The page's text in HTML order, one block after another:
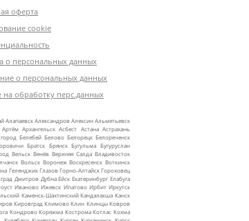
оферта
cookie
о персональных данных
о персональных данных
на обработку перс.данных
АлапаевскАлександровАлексинАльметьевск
Артём Архангельск Асбест Астана Астрахань
Белебей Белово Белорецк Белореченск
Братск Брянск Бугульма Бугуруслан
Вельск Венёв Верхняя Салда Владивосток
Вольск Воронеж Воскресенск Воткинск
Геленджик Глазов Горно‑АлтайскГороховец
Дмитров Дубна Ейск Екатеринбург Елабуга
Иваново Ижевск Ипатово Ирбит Иркутск
Каменск‑Шахтинский Кандалакша Канск
Кировград Климово Клин Клинцы Ковров
Кондрово Коряжма Кострома Котлас Кохма